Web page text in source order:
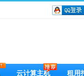
云计算主机 租用